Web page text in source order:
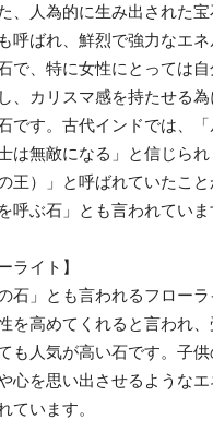
、人為的に生み出された
呼ばれ、鮮烈で強力なエネ
で、特に女性にとっては
、カリスマ感を持たせる
です。古代インドでは、
は無敵になる」と信じられ
の王）」と呼ばれていたこ
呼ぶ石」とも言われていま
ライト】
の石」とも言われるフロー
を高めてくれると言われ
も人気が高い石です。子
心を思い出させるような
ています。